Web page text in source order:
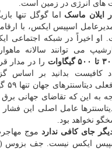
های انرژی در زمین است.
ایلان ماسک اما گوگل تنها
اسپیس ایکس، با
او اخیراً در شبکه اجتماعی
می توانند سالانه
۵۰۰ گیگاوات
را در مدار
کافیست بدانید بر اساس
عامل اصلی این
نخواهد بود.
جای کافی نداردموج
ایکس نیست. جف بزوس